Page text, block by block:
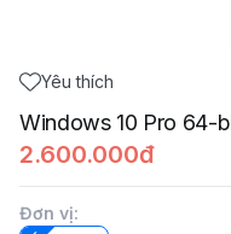
Yêu thích
Windows 10 Pro 64-
2.600.000đ
Đơn vị: